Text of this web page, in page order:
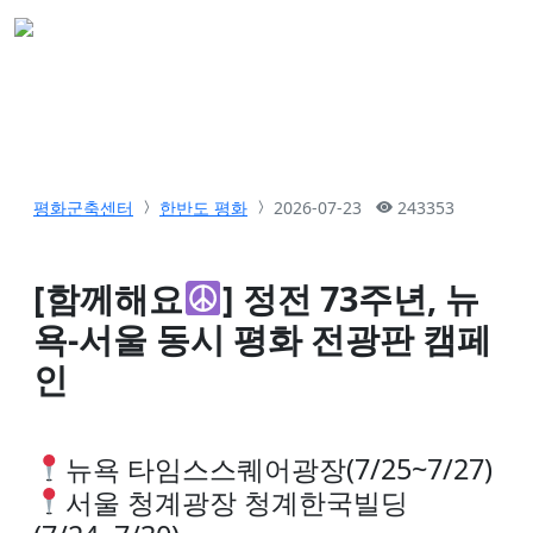
평화군축센터 한반도 평화 2026-07-23 243353
[함께해요
] 정전 73주년, 뉴
욕-서울 동시 평화 전광판 캠페
인
뉴욕 타임스스퀘어광장(7/25~7/27)
서울 청계광장 청계한국빌딩